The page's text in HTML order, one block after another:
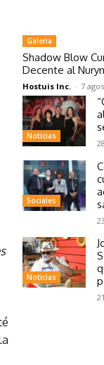
Galeria
Shadow Blow
Decente al
Hostuis Inc. - 7
Noticias
Sociales
Noticias